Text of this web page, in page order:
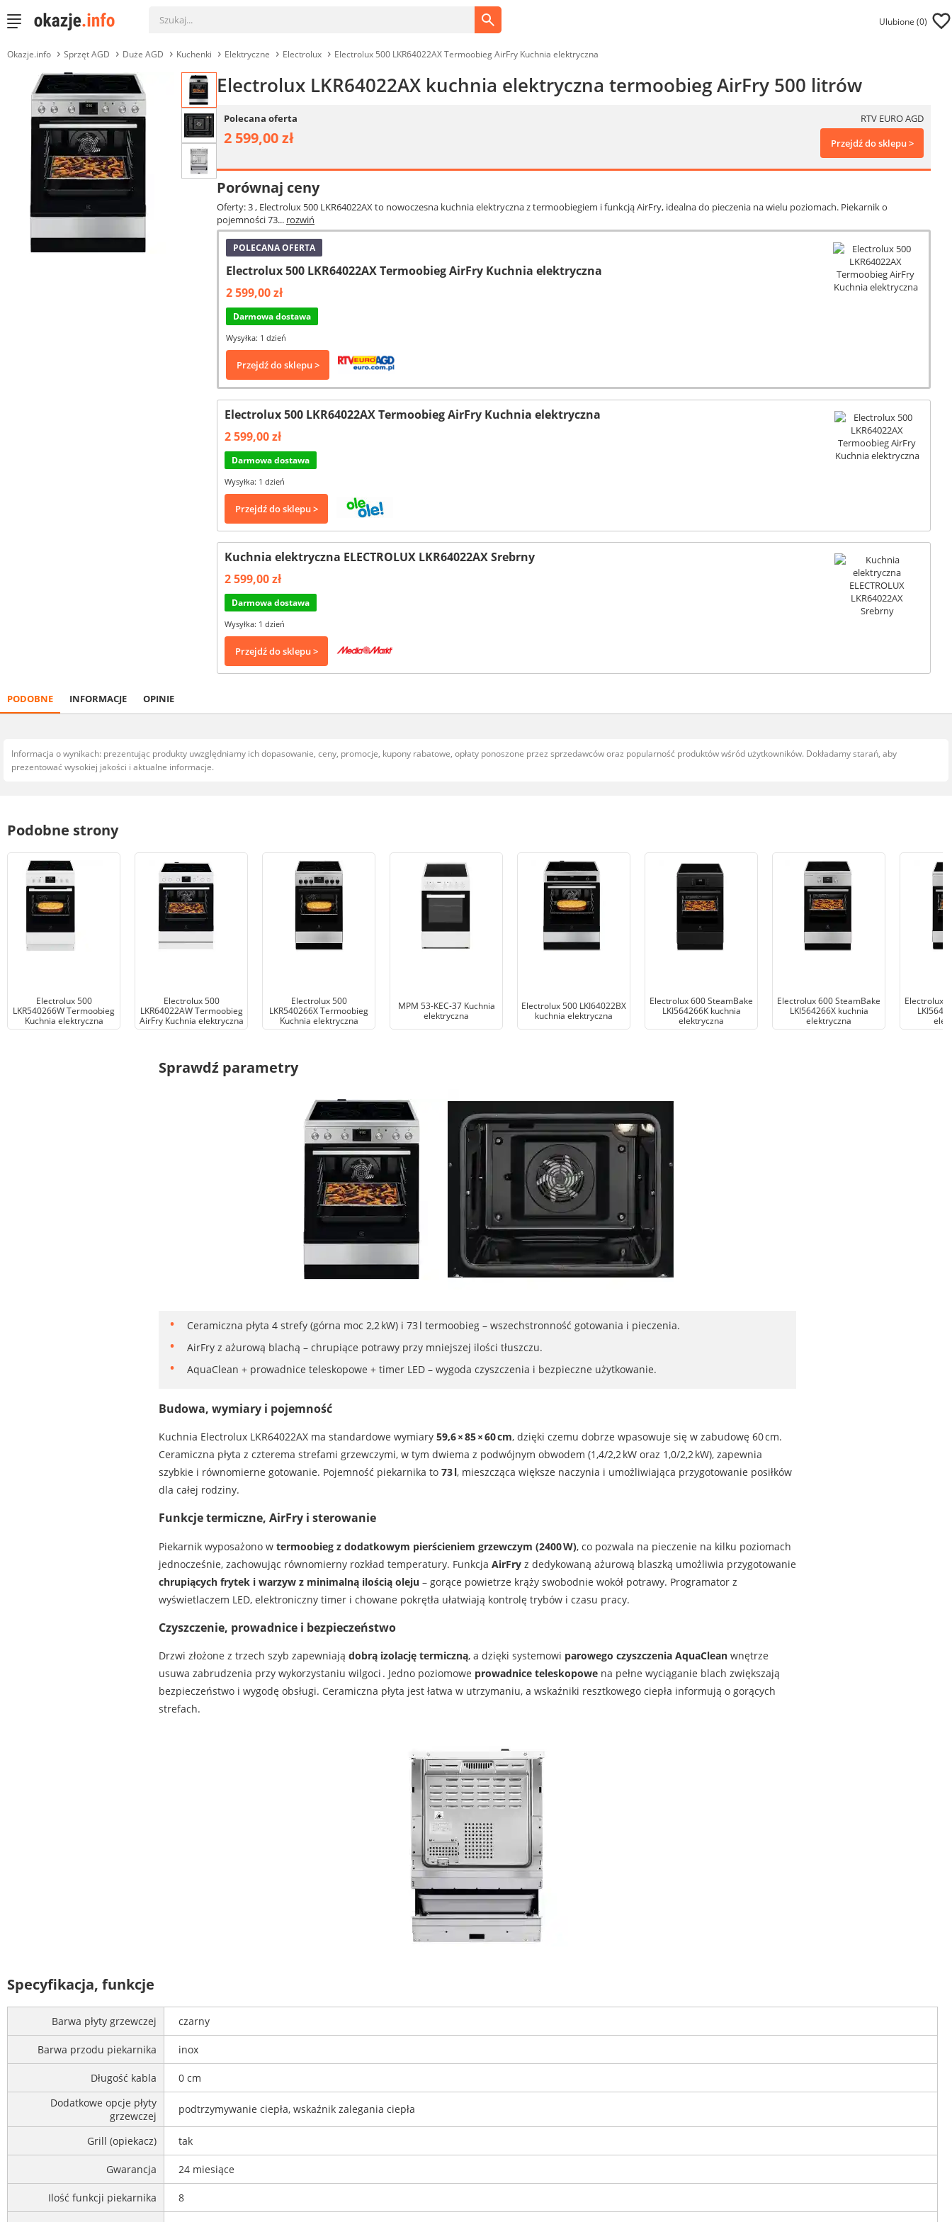
Ulubione (0)
Okazje.info Sprzęt AGD Duże AGD Kuchenki Elektryczne Electrolux Electrolux 500 LKR64022AX Termoobieg AirFry Kuchnia elektryczna
Electrolux LKR64022AX kuchnia elektryczna termoobieg AirFry 500 litrów
Polecana oferta RTV EURO AGD
2 599,00 zł Przejdź do sklepu >
Porównaj ceny
Oferty: 3, Electrolux 500 LKR64022AX to nowoczesna kuchnia elektryczna z termoobiegiem i funkcją AirFry, idealna do pieczenia na wielu poziomach. Piekarnik o
pojemności 73... rozwiń
POLECANA OFERTA
Electrolux 500 LKR64022AX Termoobieg AirFry Kuchnia elektryczna
2 599,00 zł
Darmowa dostawa
Wysyłka: 1 dzień
Przejdź do sklepu >
Electrolux 500 LKR64022AX Termoobieg AirFry Kuchnia elektryczna
2 599,00 zł
Darmowa dostawa
Wysyłka: 1 dzień
Przejdź do sklepu >
Kuchnia elektryczna ELECTROLUX LKR64022AX Srebrny
2 599,00 zł
Darmowa dostawa
Wysyłka: 1 dzień
Przejdź do sklepu >
PODOBNE INFORMACJE OPINIE
Informacja o wynikach: prezentując produkty uwzględniamy ich dopasowanie, ceny, promocje, kupony rabatowe, opłaty ponoszone przez sprzedawców oraz popularność produktów wśród użytkowników. Dokładamy starań, aby
prezentować wysokiej jakości i aktualne informacje.
Podobne strony
Electrolux 500
LKR540266W Termoobieg
Kuchnia elektryczna
Electrolux 500
LKR64022AW Termoobieg
AirFry Kuchnia elektryczna
Electrolux 500
LKR540266X Termoobieg
Kuchnia elektryczna
MPM 53-KEC-37 Kuchnia
elektryczna
Electrolux 500 LKI64022BX
kuchnia elektryczna
Electrolux 600 SteamBake
LKI564266K kuchnia
elektryczna
Electrolux 600 SteamBake
LKI564266X kuchnia
elektryczna
Electrolux
Sprawdź parametry
Ceramiczna płyta 4 strefy (górna moc 2,2 kW) i 73 l termoobieg – wszechstronność gotowania i pieczenia.
AirFry z ażurową blachą – chrupiące potrawy przy mniejszej ilości tłuszczu.
AquaClean + prowadnice teleskopowe + timer LED – wygoda czyszczenia i bezpieczne użytkowanie.
Budowa, wymiary i pojemność
Kuchnia Electrolux LKR64022AX ma standardowe wymiary 59,6 × 85 × 60 cm, dzięki czemu dobrze wpasowuje się w zabudowę 60 cm.
Ceramiczna płyta z czterema strefami grzewczymi, w tym dwiema z podwójnym obwodem (1,4/2,2 kW oraz 1,0/2,2 kW), zapewnia
szybkie i równomierne gotowanie. Pojemność piekarnika to 73 l, mieszcząca większe naczynia i umożliwiająca przygotowanie posiłków
dla całej rodziny.
Funkcje termiczne, AirFry i sterowanie
Piekarnik wyposażono w termoobieg z dodatkowym pierścieniem grzewczym (2400 W), co pozwala na pieczenie na kilku poziomach
jednocześnie, zachowując równomierny rozkład temperatury. Funkcja AirFryz dedykowaną ażurową blaszką umożliwia przygotowanie
chrupiących frytek i warzyw z minimalną ilością oleju – gorące powietrze krąży swobodnie wokół potrawy. Programator z
wyświetlaczem LED, elektroniczny timer i chowane pokrętła ułatwiają kontrolę trybów i czasu pracy.
Czyszczenie, prowadnice i bezpieczeństwo
Drzwi złożone z trzech szyb zapewniają dobrą izolację termiczną, a dzięki systemowi parowego czyszczenia AquaCleanwnętrze
usuwa zabrudzenia przy wykorzystaniu wilgoci . Jedno poziomowe prowadnice teleskopowena pełne wyciąganie blach zwiększają
bezpieczeństwo i wygodę obsługi. Ceramiczna płyta jest łatwa w utrzymaniu, a wskaźniki resztkowego ciepła informują o gorących
strefach.
Specyfikacja, funkcje
Barwa płyty grzewczej czarny
Barwa przodu piekarnika inox
Długość kabla
0 cm
Dodatkowe opcje płyty
grzewczej
podtrzymywanie ciepła, wskaźnik zalegania ciepła
Grill (opiekacz) tak
Gwarancja 24 miesiące
Ilość funkcji piekarnika 8